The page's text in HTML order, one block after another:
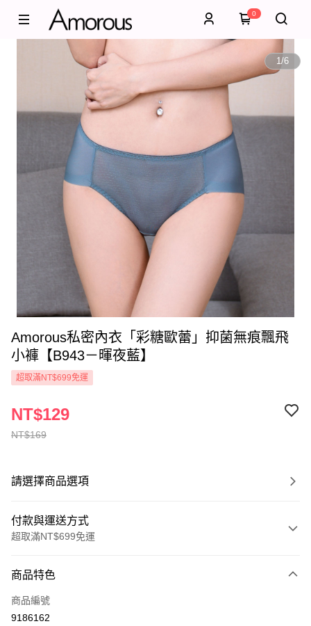
0
1/6
Amorous私密內衣「彩糖歐蕾」抑菌無痕飄飛
小褲【B943－暉夜藍】
超取滿NT$699免運
NT$169
NT$129
請選擇商品選項
付款與運送方式
超取滿NT$699免運
信用卡一次付款
超商取貨付款
商品特色
商品編號
9186162